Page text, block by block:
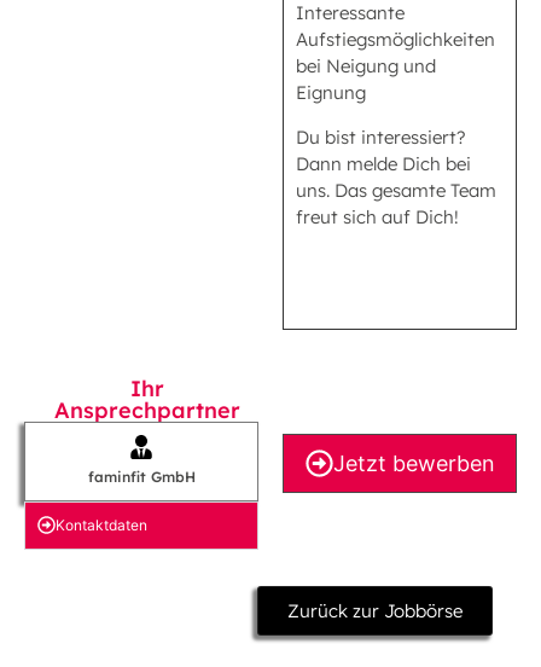
Interessante
Aufstiegsmöglichkeiten
bei Neigung und
Eignung
Du bist interessiert?
Dann melde Dich bei
uns. Das gesamte Team
freut sich auf Dich!
Ihr
Ansprechpartner
faminfit GmbH
Kontakt­daten
Jetzt bewerben
Zurück zur Jobbörse